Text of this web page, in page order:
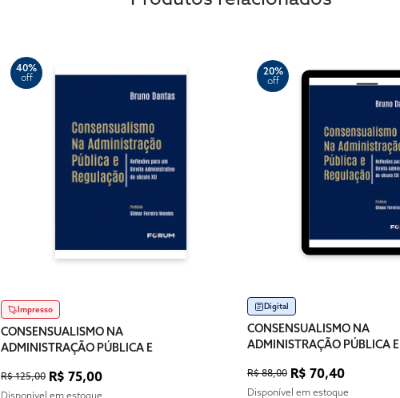
40%
off
Impresso
CONSENSUALISMO NA
ADMINISTRAÇÃO PÚBLICA E
R$ 125,00 R$ 75,00
Disponível em estoque
20%
off
Digital
CONSENSUALISMO NA
ADMINISTRAÇÃO PÚBLICA E
R$ 88,00 R$ 70,40
Disponível em estoque